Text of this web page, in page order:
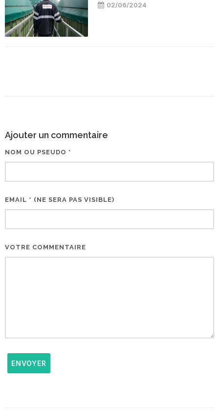
02/06/2024
Ajouter un commentaire
NOM OU PSEUDO *
EMAIL * (NE SERA PAS VISIBLE)
VOTRE COMMENTAIRE
ENVOYER